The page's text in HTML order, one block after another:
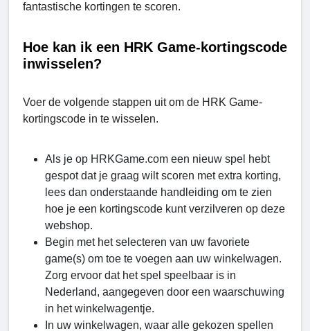
fantastische kortingen te scoren.
Hoe kan ik een HRK Game-kortingscode
inwisselen?
Voer de volgende stappen uit om de HRK Game-
kortingscode in te wisselen.
Als je op HRKGamе.com een nieuw spel hebt
gespot dat je graag wilt scoren met extra korting,
lees dan onderstaande handleiding om te zien
hoe je een kortingscode kunt verzilveren op deze
webshop.
Begin met het selecteren van uw favoriete
game(s) om toe te voegen aan uw winkelwagen.
Zorg ervoor dat het spel speelbaar is in
Nederland, aangegeven door een waarschuwing
in het winkelwagentje.
In uw winkelwagen, waar alle gekozen spellen